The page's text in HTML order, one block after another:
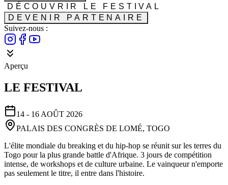
DÉCOUVRIR LE FESTIVAL
DEVENIR PARTENAIRE
Suivez-nous :
Aperçu
LE FESTIVAL
14 - 16 AOÛT 2026
PALAIS DES CONGRÈS DE LOMÉ, TOGO
L'élite mondiale du breaking et du hip-hop se réunit sur les terres du
Togo pour la plus grande battle d'Afrique. 3 jours de compétition
intense, de workshops et de culture urbaine. Le vainqueur n'emporte
pas seulement le titre, il entre dans l'histoire.